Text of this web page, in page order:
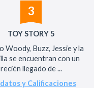
3
TOY STORY 5
Woody, Buzz, Jessie y la
se encuentran con un
recién llegado de ...
y Calificaciones